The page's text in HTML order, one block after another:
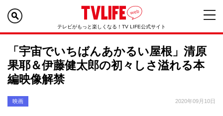
テレビがもっと楽しくなる！TV LIFE公式サイト
「宇宙でいちばんあかるい屋根」清原
果耶＆伊藤健太郎の初々しさ溢れる本
編映像解禁
映画 2020年09月10日